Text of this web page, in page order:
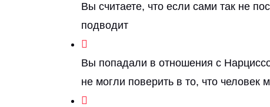
Вы считаете, что если сами так не
подводит
Вы попадали в отношения с
не могли поверить в то, что человек